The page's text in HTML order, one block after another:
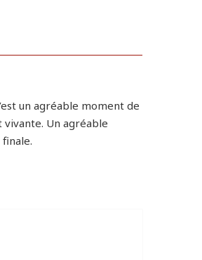
un agréable moment de
Un agréable